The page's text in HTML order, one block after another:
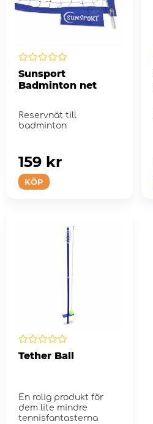
Sunsport
Badminton net
Reservnät till
badminton
KÖP
159 kr
Tether Ball
En rolig produkt för
dem lite mindre
tennisfantasterna